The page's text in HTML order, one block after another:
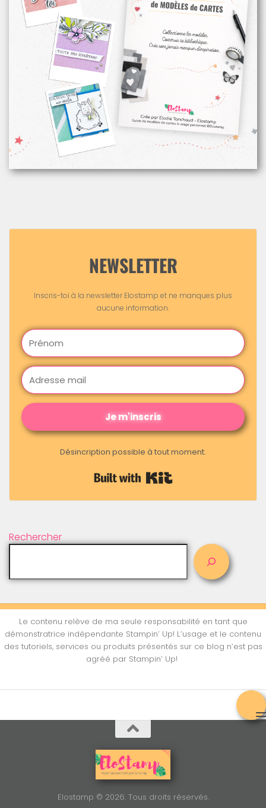
NEWSLETTER
Inscris-toi à la newsletter Elostamp et ne manques plus
aucune information.
Je m'inscris
Désincription possible à tout moment.
Rechercher
Le contenu relève de ma seule responsabilité en tant que
démonstratrice indépendante Stampin’ Up! L’usage et le contenu
des tutoriels, services ou produits présentés sur ce blog n’est pas
agréé par Stampin’ Up!
Elostamp © 2026. Tous droits réservés.